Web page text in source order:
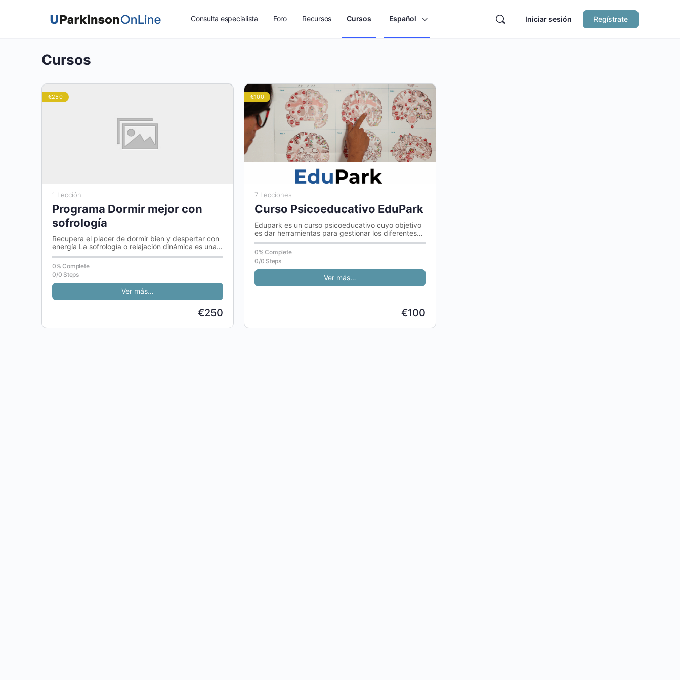
Consulta especialista Foro Recursos Cursos Español Iniciar sesión Regístrate
Cursos
€250
1 Lección
Programa Dormir mejor con
sofrología
Recupera el placer de dormir bien y despertar con
energía La sofrología o relajación dinámica es una
técnica muy recomendable…
0% Complete
0/0 Steps
Ver más…
€250
€100
7 Lecciones
Curso Psicoeducativo EduPark
Edupark es un curso psicoeducativo cuyo objetivo
es dar herramientas para gestionar los diferentes
retos que se pueden encontrar las…
0% Complete
0/0 Steps
Ver más…
€100